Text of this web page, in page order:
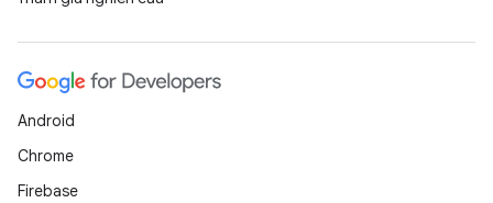
Android
Chrome
Firebase